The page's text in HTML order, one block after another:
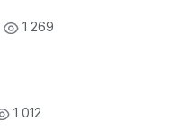
1 269
1 012